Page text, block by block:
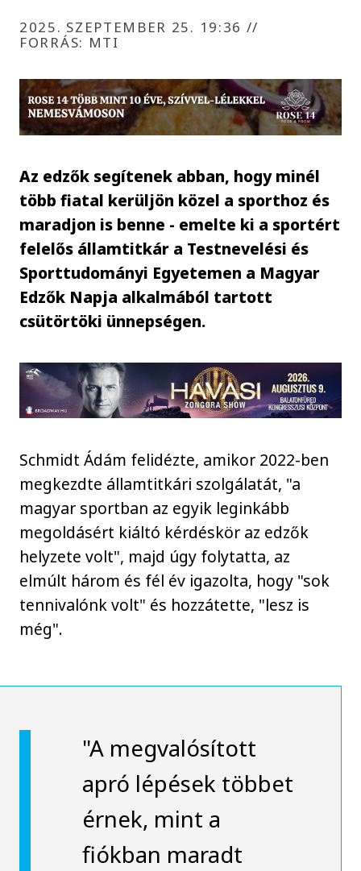
2025. SZEPTEMBER 25. 19:36 //
FORRÁS: MTI
Az edzők segítenek abban, hogy minél
több fiatal kerüljön közel a sporthoz és
maradjon is benne - emelte ki a sportért
felelős államtitkár a Testnevelési és
Sporttudományi Egyetemen a Magyar
Edzők Napja alkalmából tartott
csütörtöki ünnepségen.
Schmidt Ádám felidézte, amikor 2022-ben
megkezdte államtitkári szolgálatát, "a
magyar sportban az egyik leginkább
megoldásért kiáltó kérdéskör az edzők
helyzete volt", majd úgy folytatta, az
elmúlt három és fél év igazolta, hogy "sok
tennivalónk volt" és hozzátette, "lesz is
még".
"A megvalósított
apró lépések többet
érnek, mint a
fiókban maradt